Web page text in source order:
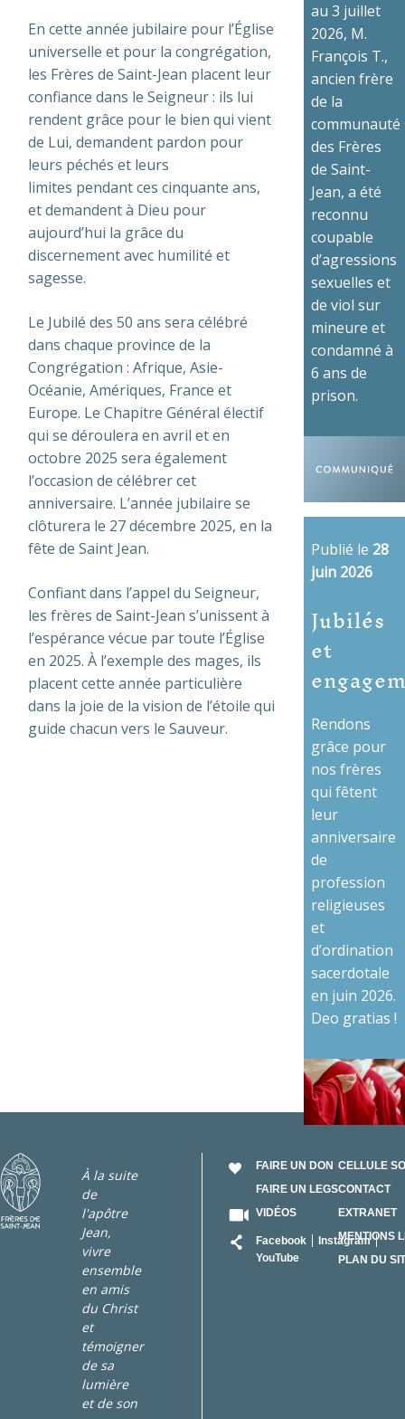
En cette année jubilaire pour l’Église
universelle et pour la congrégation,
les Frères de Saint-Jean placent leur
confiance dans le Seigneur : ils lui
rendent grâce pour le bien qui vient
de Lui, demandent pardon pour
leurs péchés et leurs
limites pendant ces cinquante ans,
et demandent à Dieu pour
aujourd’hui la grâce du
discernement avec humilité et
sagesse.
Le Jubilé des 50 ans sera célébré
dans chaque province de la
Congrégation : Afrique, Asie-
Océanie, Amériques, France et
Europe. Le Chapitre Général électif
qui se déroulera en avril et en
octobre 2025 sera également
l’occasion de célébrer cet
anniversaire. L’année jubilaire se
clôturera le 27 décembre 2025, en la
fête de Saint Jean.
Confiant dans l’appel du Seigneur,
les frères de Saint-Jean s’unissent à
l’espérance vécue par toute l’Église
en 2025. À l’exemple des mages, ils
placent cette année particulière
dans la joie de la vision de l’étoile qui
guide chacun vers le Sauveur.
au 3 juillet
2026, M.
François T.,
ancien frère
de la
communauté
des Frères
de Saint-
Jean, a été
reconnu
coupable
d’agressions
sexuelles et
de viol sur
mineure et
condamné à
6 ans de
prison.
Publié le 28
juin 2026
Jubilés
et
Rendons
grâce pour
nos frères
qui fêtent
leur
anniversaire
de
profession
religieuses
et
d’ordination
sacerdotale
en juin 2026.
Deo gratias !
À la suite
de
l'apôtre
Jean,
vivre
ensemble
en amis
du Christ
et
témoigner
de sa
lumière
et de son
FAIRE UN DON
FAIRE UN LEGS
VIDÉOS
Facebook
Instagram
YouTube
CELLULE
CONTACT
EXTRANET
MENTIONS
PLAN DU